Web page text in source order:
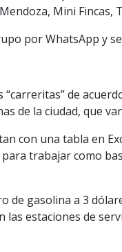
Mini
por WhatsApp y
de
de la ciudad, que
con una tabla en
trabajar como
de gasolina a 3
las estaciones de